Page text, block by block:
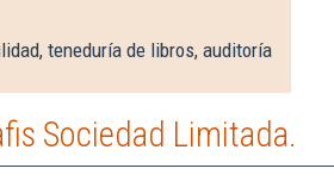
teneduría de libros, auditoría
Sociedad Limitada.